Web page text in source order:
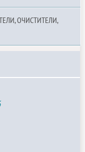
ОЧИСТИТЕЛИ,